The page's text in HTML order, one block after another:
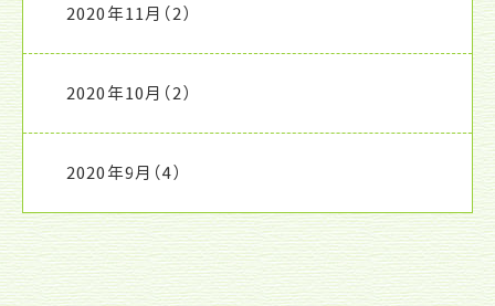
2020年11月 （2）
2020年10月 （2）
2020年9月 （4）